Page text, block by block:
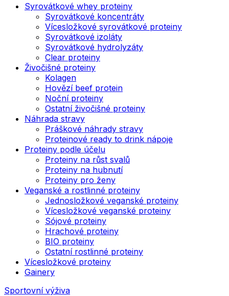
Syrovátkové whey proteiny
Syrovátkové koncentráty
Vícesložkové syrovátkové proteiny
Syrovátkové izoláty
Syrovátkové hydrolyzáty
Clear proteiny
Živočišné proteiny
Kolagen
Hovězí beef protein
Noční proteiny
Ostatní živočišné proteiny
Náhrada stravy
Práškové náhrady stravy
Proteinové ready to drink nápoje
Proteiny podle účelu
Proteiny na růst svalů
Proteiny na hubnutí
Proteiny pro ženy
Veganské a rostlinné proteiny
Jednosložkové veganské proteiny
Vícesložkové veganské proteiny
Sójové proteiny
Hrachové proteiny
BIO proteiny
Ostatní rostlinné proteiny
Vícesložkové proteiny
Gainery
Sportovní výživa